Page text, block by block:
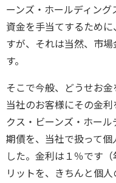
ーンズ・ホールディン
資金を手当てするため
すが、それは当然、市
す。
そこで今般、どうせお金
当社のお客様にその金
クス・ビーンズ・ホー
期債を、当社で扱って
した。金利は１％です
リットを、きちんと個